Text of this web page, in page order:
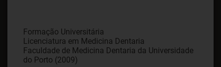
Formação Universitária
Licenciatura em Medicina Dentaria
Faculdade de Medicina Dentaria da Universidade
do Porto (2009)